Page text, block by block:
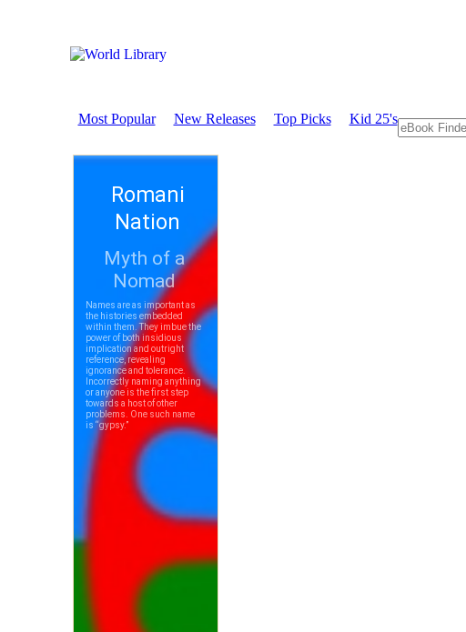
Most Popular New Releases Top Picks Kid 25's